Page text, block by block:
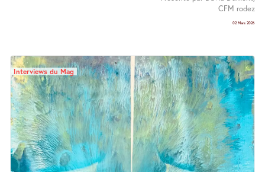
CFM rodez
02 Mars 2026
Interviews du Mag